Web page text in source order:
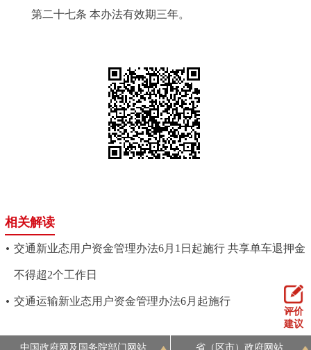
第二十七条 本办法有效期三年。
相关解读
交通新业态用户资金管理办法6月1日起施行 共享单车退押金
不得超2个工作日
交通运输新业态用户资金管理办法6月起施行
评价
建议
中国政府网及国务院部门网站 省（区市）政府网站